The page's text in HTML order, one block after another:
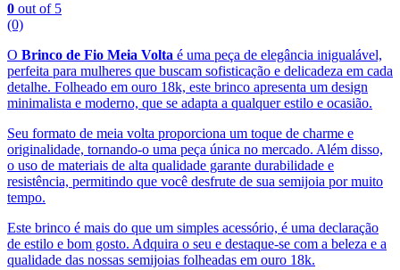
0 out of 5
(0)
O Brinco de Fio Meia Volta é uma peça de elegância inigualável,
perfeita para mulheres que buscam sofisticação e delicadeza em cada
detalhe. Folheado em ouro 18k, este brinco apresenta um design
minimalista e moderno, que se adapta a qualquer estilo e ocasião.
Seu formato de meia volta proporciona um toque de charme e
originalidade, tornando-o uma peça única no mercado. Além disso,
o uso de materiais de alta qualidade garante durabilidade e
resistência, permitindo que você desfrute de sua semijoia por muito
tempo.
Este brinco é mais do que um simples acessório, é uma declaração
de estilo e bom gosto. Adquira o seu e destaque-se com a beleza e a
qualidade das nossas semijoias folheadas em ouro 18k.